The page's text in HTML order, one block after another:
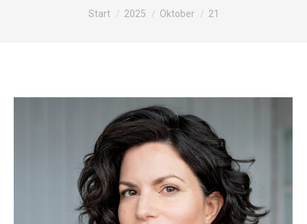
Sie befinden sich hier:
Start 2025 Oktober 21